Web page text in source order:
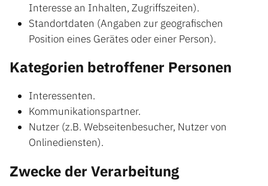
Interesse an Inhalten, Zugriffszeiten).
Standortdaten (Angaben zur geografischen
Position eines Gerätes oder einer Person).
Kategorien betroffener Personen
Interessenten.
Kommunikationspartner.
Nutzer (z.B. Webseitenbesucher, Nutzer von
Onlinediensten).
Zwecke der Verarbeitung